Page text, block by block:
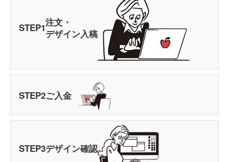
STEP1注文・
デザイン入稿
STEP2ご入金
STEP3デザイン確認